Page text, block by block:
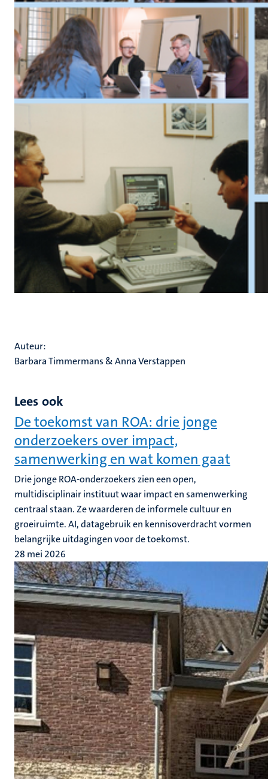
Auteur:
Barbara Timmermans & Anna Verstappen
Lees ook
De toekomst van ROA: drie jonge
onderzoekers over impact,
samenwerking en wat komen gaat
Drie jonge ROA-onderzoekers zien een open,
multidisciplinair instituut waar impact en samenwerking
centraal staan. Ze waarderen de informele cultuur en
groeiruimte. AI, datagebruik en kennisoverdracht vormen
belangrijke uitdagingen voor de toekomst.
28 mei 2026